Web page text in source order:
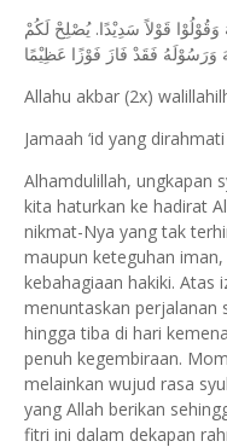
وَقُوْلُوْا قَوْلاً سَدِيْدًا. يُصْلِحْ لَكُمْ
وَرَسُوْلَهُ فَقَدْ فَازَ فَوْزًا عَظِيْمًا
Allahu akbar (2x)
Jamaah ‘id yang
Alhamdulillah, ungkapan
kita haturkan ke hadirat
nikmat-Nya yang tak
maupun keteguhan
kebahagiaan hakiki. Atas
menuntaskan perjalanan
hingga tiba di hari
penuh kegembiraan.
melainkan wujud rasa
yang Allah berikan
fitri ini dalam dekapan